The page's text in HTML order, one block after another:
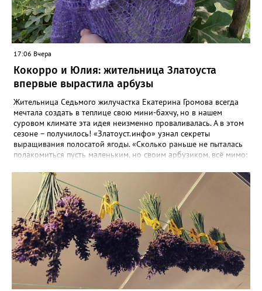
17:06 Вчера
Кокорро и Юлия: жительница Златоуста
впервые вырастила арбузы
Жительница Седьмого жилучастка Екатерина Громова всегда
мечтала создать в теплице свою мини-бахчу, но в нашем
суровом климате эта идея неизменно проваливалась. А в этом
сезоне – получилось! «Златоуст.инфо» узнал секреты
выращивания полосатой ягоды. «Сколько раньше не пыталась
полакомиться пусть маленьким, но своим арбузиком, всё мимо:
«Златоуст.инфо» садовод. – В этом году посадила сорт так
называемых северных арбузов – «Юлия», а также «Коккоро»
(он жёлтый и, говорят, очень сладкий). Вот уже первый на пару
кило вызрел. Чтобы не оборвал плеть, подвешиваю своих
полосатиков в сетках из-под овощей или авоськах,
подкармливаю. Не терпится попробовать!». Опытные
бахчеводы из южных регионов в соцсетях посоветовали нашей
землячке: арбуз будет созревшим не раньше, чем с его кожуры
пропадет матовость (станет глянцевым). По срокам опыления
норма зрелости для «Коккоро» - не менее 42 дней от завязи
размером с грецкий орех. Екатерина выяснила у знающих